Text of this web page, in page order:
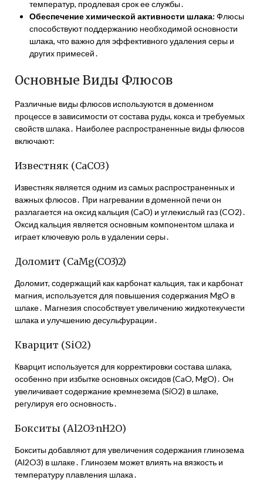
температур, продлевая срок ее службы․
Обеспечение химической активности шлака: Флюсы
способствуют поддержанию необходимой основности
шлака, что важно для эффективного удаления серы и
других примесей․
Основные Виды Флюсов
Различные виды флюсов используются в доменном
процессе в зависимости от состава руды, кокса и требуемых
свойств шлака․ Наиболее распространенные виды флюсов
включают:
Известняк (CaCO3)
Известняк является одним из самых распространенных и
важных флюсов․ При нагревании в доменной печи он
разлагается на оксид кальция (CaO) и углекислый газ (CO2)․
Оксид кальция является основным компонентом шлака и
играет ключевую роль в удалении серы․
Доломит (CaMg(CO3)2)
Доломит, содержащий как карбонат кальция, так и карбонат
магния, используется для повышения содержания MgO в
шлаке․ Магнезия способствует увеличению жидкотекучести
шлака и улучшению десульфурации․
Кварцит (SiO2)
Кварцит используется для корректировки состава шлака,
особенно при избытке основных оксидов (CaO, MgO)․ Он
увеличивает содержание кремнезема (SiO2) в шлаке,
регулируя его основность․
Бокситы (Al2O3·nH2O)
Бокситы добавляют для увеличения содержания глинозема
(Al2O3) в шлаке․ Глинозем может влиять на вязкость и
температуру плавления шлака․